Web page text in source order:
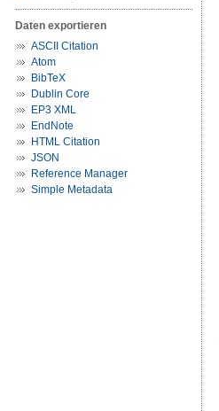
Daten exportieren
ASCII Citation
Atom
BibTeX
Dublin Core
EP3 XML
EndNote
HTML Citation
JSON
Reference Manager
Simple Metadata